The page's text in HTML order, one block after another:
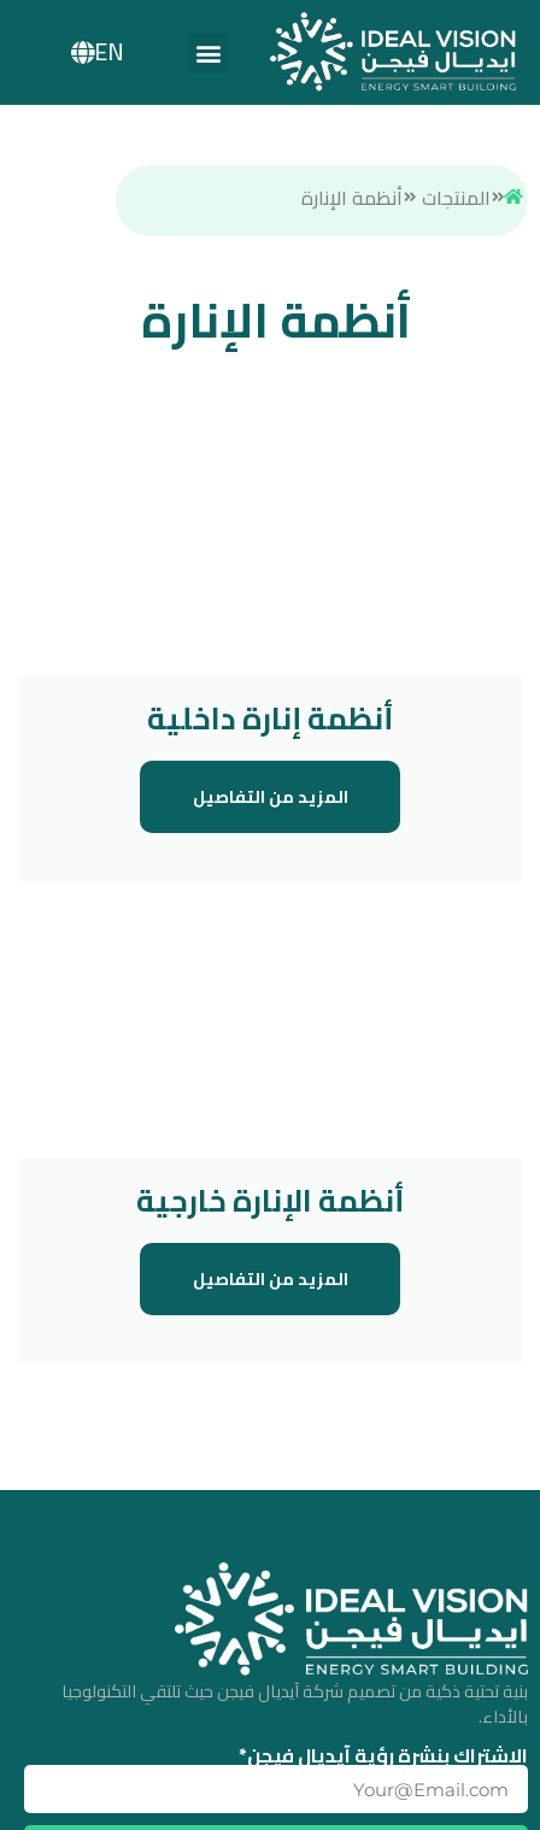
EN
المنتجات أنظمة الإنارة
أنظمة الإنارة
أنظمة إنارة داخلية
المزيد من التفاصيل
أنظمة الإنارة خارجية
المزيد من التفاصيل
بنية تحتية ذكية من تصميم شركة آيديال فيجن حيث تلتقي التكنولوجيا
بالأداء.
الإشتراك بنشرة رؤية آيديال فيجن*